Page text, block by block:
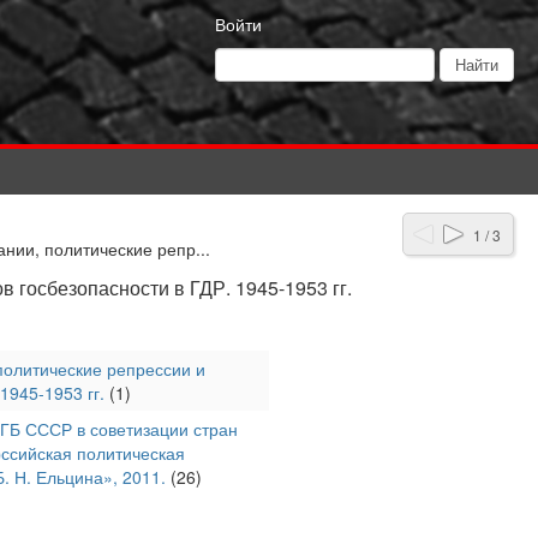
Войти
1 / 3
политические репр...
в ГДР. 1945-1953 гг.
репрессии и
1953 гг. (1)
СССР в советизации стран
политическая
Н. Ельцина», 2011. (26)